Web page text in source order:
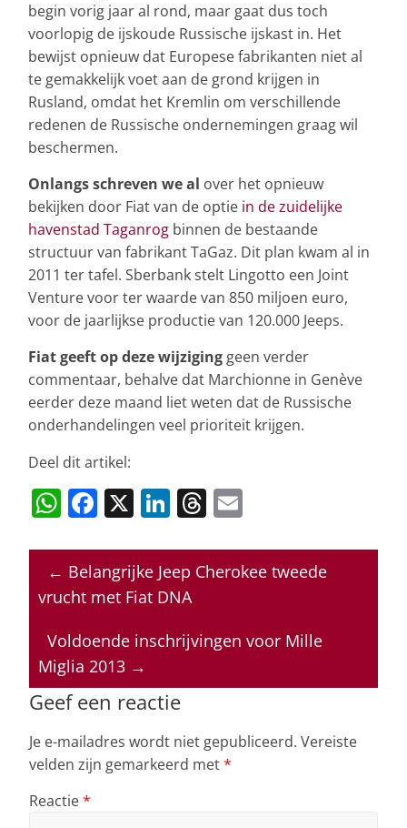
begin vorig jaar al rond, maar gaat dus toch
voorlopig de ijskoude Russische ijskast in. Het
bewijst opnieuw dat Europese fabrikanten niet al
te gemakkelijk voet aan de grond krijgen in
Rusland, omdat het Kremlin om verschillende
redenen de Russische ondernemingen graag wil
beschermen.
Onlangs schreven we al over het opnieuw
bekijken door Fiat van de optie in de zuidelijke
havenstad Taganrog binnen de bestaande
structuur van fabrikant TaGaz. Dit plan kwam al in
2011 ter tafel. Sberbank stelt Lingotto een Joint
Venture voor ter waarde van 850 miljoen euro,
voor de jaarlijkse productie van 120.000 Jeeps.
Fiat geeft op deze wijziging geen verder
commentaar, behalve dat Marchionne in Genève
eerder deze maand liet weten dat de Russische
onderhandelingen veel prioriteit krijgen.
Deel dit artikel:
W
at
s
p
p
F
c
e
o
o
k
X Li
k
e
n
T
re
a
s
ai
l
← Belangrijke Jeep Cherokee tweede
vrucht met Fiat DNA
Voldoende inschrijvingen voor Mille
Miglia 2013 →
Geef een reactie
Je e-mailadres wordt niet gepubliceerd. Vereiste
velden zijn gemarkeerd met*
Reactie*